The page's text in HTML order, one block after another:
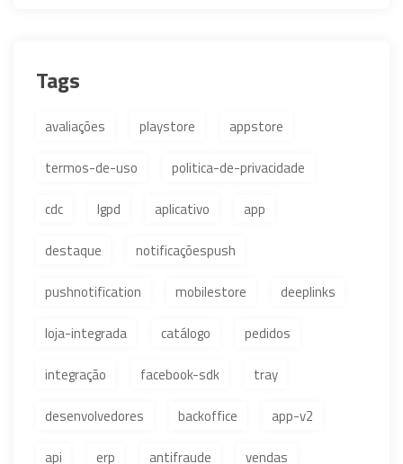
Tags
avaliações playstore
appstore
termos-de-uso
politica-de-privacidade
cdc
lgpd aplicativo
app
destaque
notificaçõespush
pushnotification
mobilestore
deeplinks
loja-integrada
catálogo
pedidos
integração
facebook-sdk
tray
desenvolvedores
backoffice
app-v2
api
erp antifraude
vendas